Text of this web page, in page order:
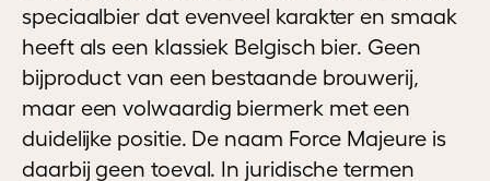
speciaalbier dat evenveel karakter en smaak
heeft als een klassiek Belgisch bier. Geen
bijproduct van een bestaande brouwerij,
maar een volwaardig biermerk met een
duidelijke positie. De naam Force Majeure is
daarbij geen toeval. In juridische termen